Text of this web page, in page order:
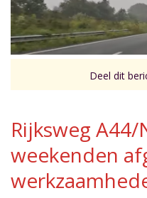
Deel dit
Rijksweg
weekenden